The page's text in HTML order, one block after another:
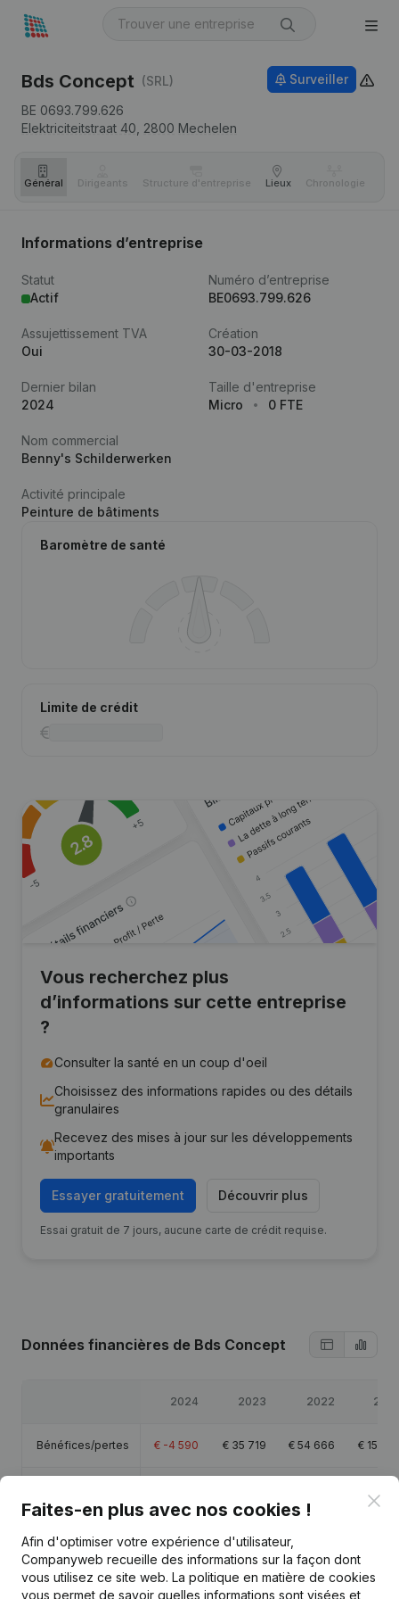
Bds Concept (SRL)
BE 0693.799.626
Elektriciteitstraat 40, 2800 Mechelen
Surveiller
Général Dirigeants Structure d'entreprise Lieux Chronologie
Informations d’entreprise
Statut
Actif
Numéro d’entreprise
BE0693.799.626
Assujettissement TVA
Oui
Création
30-03-2018
Dernier bilan
2024
Taille d'entreprise
Micro
0 FTE
Nom commercial
Benny's Schilderwerken
Activité principale
Peinture de bâtiments
Baromètre de santé
Limite de crédit
Vous recherchez plus
d’informations sur cette entreprise
?
Consulter la santé en un coup d'oeil
Choisissez des informations rapides ou des détails
granulaires
Recevez des mises à jour sur les développements
importants
Essayer gratuitement Découvrir plus
Essai gratuit de 7 jours, aucune carte de crédit requise.
Données financières de Bds Concept
2024 2023 2022 2021
Bénéfices/pertes € -4 590 € 35 719 € 54 666 € 15 146
Faites-en plus avec nos cookies !
Afin d'optimiser votre expérience d'utilisateur,
Companyweb recueille des informations sur la façon dont
vous utilisez ce site web. La politique en matière de cookies
vous permet de savoir quelles informations sont visées et